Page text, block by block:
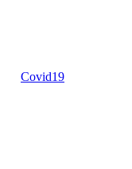
Covid19